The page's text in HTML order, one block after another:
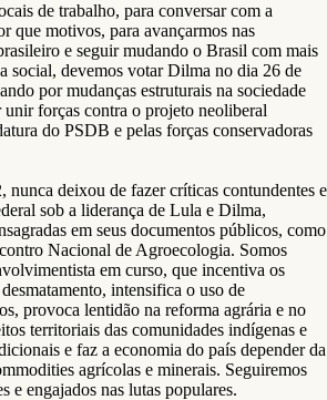
de trabalho, para conversar com a
que motivos, para avançarmos nas
e seguir mudando o Brasil com mais
social, devemos votar Dilma no dia 26 de
por mudanças estruturais na sociedade
unir forças contra o projeto neoliberal
do PSDB e pelas forças conservadoras
deixou de fazer críticas contundentes e
sob a liderança de Lula e Dilma,
em seus documentos públicos, como
Nacional de Agroecologia. Somos
em curso, que incentiva os
intensifica o uso de
provoca lentidão na reforma agrária e no
territoriais das comunidades indígenas e
e faz a economia do país depender da
agrícolas e minerais. Seguiremos
e engajados nas lutas populares.